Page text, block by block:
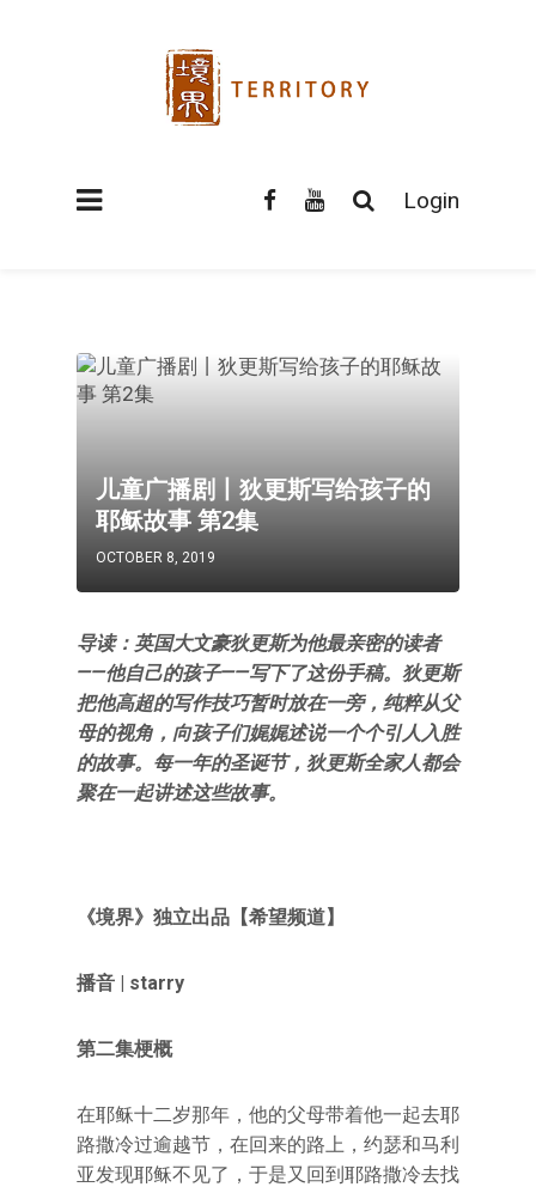
Login
儿童广播剧丨狄更斯写给孩子的
耶稣故事 第2集
OCTOBER 8, 2019
导读：英国大文豪狄更斯为他最亲密的读者
——他自己的孩子——写下了这份手稿。狄更斯
把他高超的写作技巧暂时放在一旁，纯粹从父
母的视角，向孩子们娓娓述说一个个引人入胜
的故事。每一年的圣诞节，狄更斯全家人都会
聚在一起讲述这些故事。
《境界》独立出品【希望频道】
播音 | starry
第二集梗概
在耶稣十二岁那年，他的父母带着他一起去耶
路撒冷过逾越节，在回来的路上，约瑟和马利
亚发现耶稣不见了，于是又回到耶路撒冷去找